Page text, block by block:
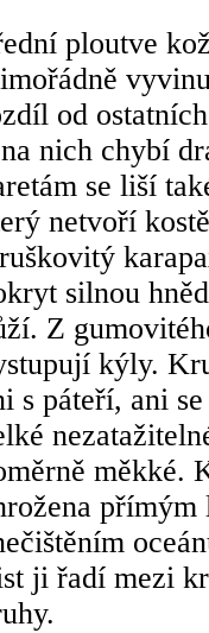
ploutve
od
nich chybí
se liší
netvoří
silnou
Z
kýly.
s páteří, ani
měkké.
přímým
ji řadí mezi